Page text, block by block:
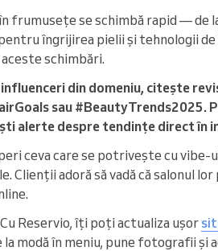
frumusețe se schimbă rapid — de
îngrijirea pielii și tehnologii
aceste schimbări.
din domeniu, citește
sau #BeautyTrends2025.
alerte despre tendințe direct în
ceva care se potrivește cu
Clienții adoră să vadă că salonul
Cu Reservio, îți poți actualiza ușor
modă în meniu, pune fotografii și